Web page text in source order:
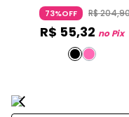
73%OFF R$204,
R$ 55,32 no Pix